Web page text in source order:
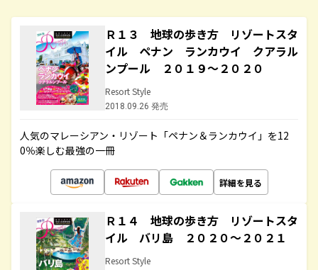
Ｒ１３ 地球の歩き方 リゾートスタ
イル ペナン ランカウイ クアラル
ンプール ２０１９～２０２０
Resort Style
2018.09.26 発売
人気のマレーシアン・リゾート「ペナン＆ランカウイ」を12
0％楽しむ最強の一冊
詳細を見る
Ｒ１４ 地球の歩き方 リゾートスタ
イル バリ島 ２０２０～２０２１
Resort Style